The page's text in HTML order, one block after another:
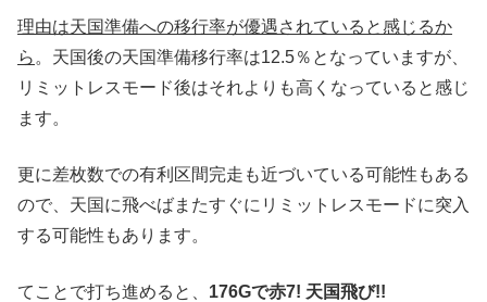
理由は天国準備への移行率が優遇されていると感じるか
ら 。天国後の天国準備移行率は12.5％となっていますが、
リミットレスモード後はそれよりも高くなっていると感じ
ます。
更に差枚数での有利区間完走も近づいている可能性もある
ので、天国に飛べばまたすぐにリミットレスモードに突入
する可能性もあります。
てことで打ち進めると、 176Gで赤7! 天国飛び!!